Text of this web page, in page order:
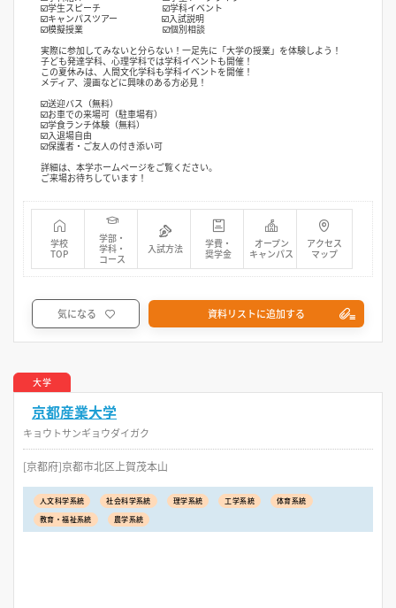
☑️学生スピーチ ☑️学科イベント
☑️キャンパスツアー ☑️入試説明
☑️模擬授業 ☑️個別相談
実際に参加してみないと分らない！一足先に「大学の授業」を体験しよう！
子ども発達学科、心理学科では学科イベントも開催！
この夏休みは、人間文化学科も学科イベントを開催！
メディア、漫画などに興味のある方必見！
☑️送迎バス（無料）
☑️お車での来場可（駐車場有）
☑️学食ランチ体験（無料）
☑️入退場自由
☑️保護者・ご友人の付き添い可
詳細は、本学ホームページをご覧ください。
ご来場お待ちしています！
学校
TOP
学部・
学科・
コース
入試方法
学費・
奨学金
オープン
キャンパス
アクセス
マップ
気になる 資料リストに追加する
大学
京都産業大学
キョウトサンギョウダイガク
[京都府]京都市北区上賀茂本山
人文科学系統 社会科学系統 理学系統 工学系統
体育系統
教育・福祉系統
農学系統